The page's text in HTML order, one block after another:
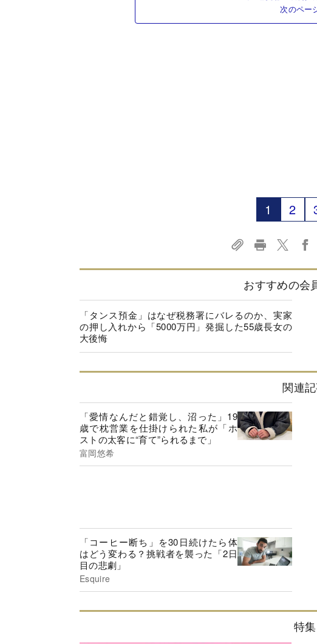
次のペー
1 2
おすすめの会
「タンス預金」はなぜ税務署にバレるのか、実家
の押し入れから「5000万円」発掘した55歳長女の
大後悔
関連
「愛情なんだと錯覚し、沼った」19
歳で枕営業を仕掛けられた私が「ホ
ストの太客に“育て”られるまで」
富岡悠希
「コーヒー断ち」を30日続けたら体
はどう変わる？挑戦者を襲った「2日
目の悲劇」
Esquire
特集